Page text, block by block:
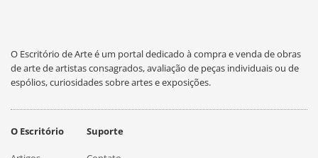
O Escritório de Arte é um portal dedicado à compra e venda de obras
de arte de artistas consagrados, avaliação de peças individuais ou de
espólios, curiosidades sobre artes e exposições.
O Escritório Suporte